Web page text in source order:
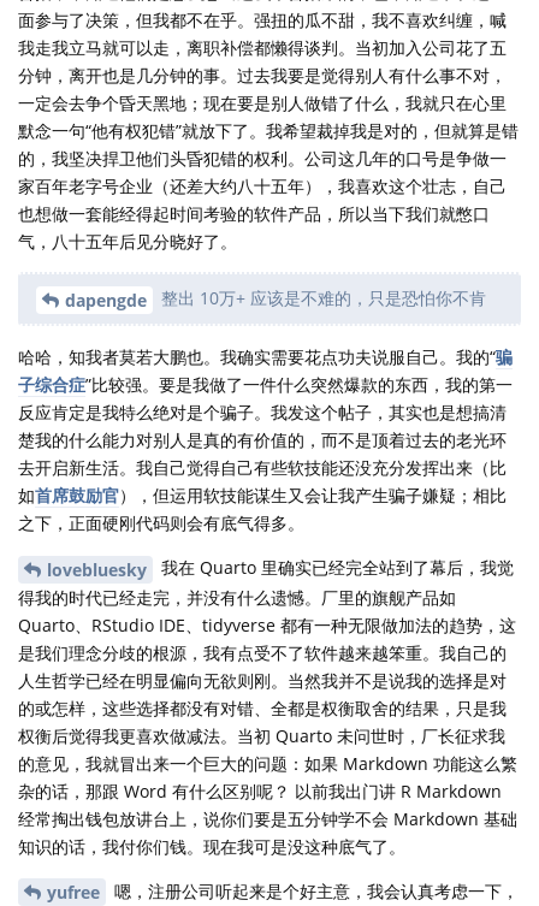
面参与了决策，但我都不在乎。强扭的瓜不甜，我不喜欢纠缠，喊
我走我立马就可以走，离职补偿都懒得谈判。当初加入公司花了五
分钟，离开也是几分钟的事。过去我要是觉得别人有什么事不对，
一定会去争个昏天黑地；现在要是别人做错了什么，我就只在心里
默念一句“他有权犯错”就放下了。我希望裁掉我是对的，但就算是错
的，我坚决捍卫他们头昏犯错的权利。公司这几年的口号是争做一
家百年老字号企业（还差大约八十五年），我喜欢这个壮志，自己
也想做一套能经得起时间考验的软件产品，所以当下我们就憋口
气，八十五年后见分晓好了。
dapengde 整出 10万+ 应该是不难的，只是恐怕你不肯
哈哈，知我者莫若大鹏也。我确实需要花点功夫说服自己。我的“骗
子综合症”比较强。要是我做了一件什么突然爆款的东西，我的第一
反应肯定是我特么绝对是个骗子。我发这个帖子，其实也是想搞清
楚我的什么能力对别人是真的有价值的，而不是顶着过去的老光环
去开启新生活。我自己觉得自己有些软技能还没充分发挥出来（比
如首席鼓励官），但运用软技能谋生又会让我产生骗子嫌疑；相比
之下，正面硬刚代码则会有底气得多。
lovebluesky
我在 Quarto 里确实已经完全站到了幕后，我觉
得我的时代已经走完，并没有什么遗憾。厂里的旗舰产品如
Quarto、RStudio IDE、tidyverse 都有一种无限做加法的趋势，这
是我们理念分歧的根源，我有点受不了软件越来越笨重。我自己的
人生哲学已经在明显偏向无欲则刚。当然我并不是说我的选择是对
的或怎样，这些选择都没有对错、全都是权衡取舍的结果，只是我
权衡后觉得我更喜欢做减法。当初 Quarto 未问世时，厂长征求我
的意见，我就冒出来一个巨大的问题：如果 Markdown 功能这么繁
杂的话，那跟 Word 有什么区别呢？ 以前我出门讲 R Markdown
经常掏出钱包放讲台上，说你们要是五分钟学不会 Markdown 基础
知识的话，我付你们钱。现在我可是没这种底气了。
yufree
嗯，注册公司听起来是个好主意，我会认真考虑一下，